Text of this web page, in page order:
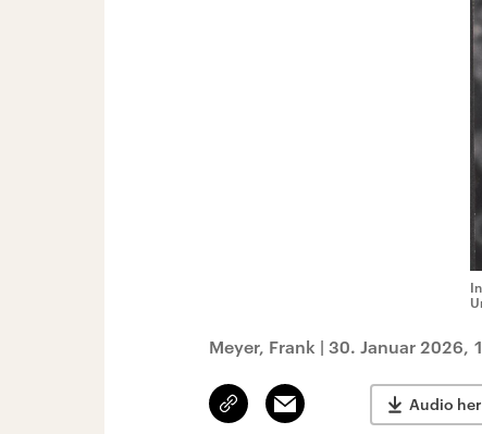
Meyer, Frank | 30. Januar 2026,
Link
kopieren/teilen
Email Audio